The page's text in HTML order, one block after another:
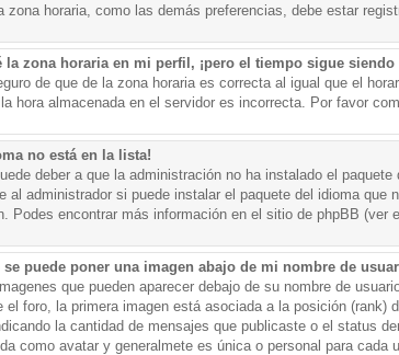
zona horaria, como las demás preferencias, debe estar
la zona horaria en mi perfil, ¡pero el tiempo sigue
de que de la zona horaria es correcta al igual que el
hora almacenada en el servidor es incorrecta. Por favor
no está en la lista!
deber a que la administración no ha instalado el
al administrador si puede instalar el paquete del idioma
Podes encontrar más información en el sitio de phpBB (ver
se puede poner una imagen abajo de mi nombre de
que pueden aparecer debajo de su nombre de
el foro, la primera imagen está asociada a la posición (rank)
la cantidad de mensajes que publicaste o el status
como avatar y generalmete es única o personal para